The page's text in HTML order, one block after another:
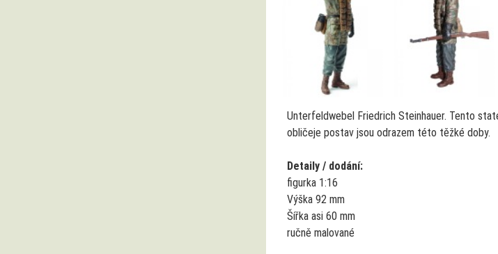
Unterfeldwebel Friedrich Steinhauer. Tento
obličeje postav jsou odrazem této těžké doby.
Detaily / dodání:
figurka 1:16
Výška 92 mm
Šířka asi 60 mm
ručně malované